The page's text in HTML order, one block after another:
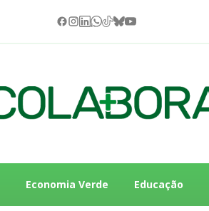
Economia Verde Educação